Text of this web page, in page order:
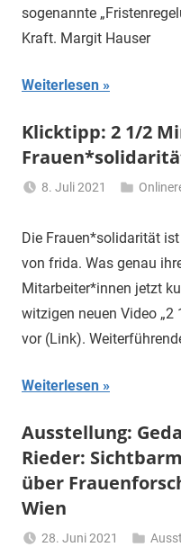
sogenannte
Kraft. Margit Hauser
Weiterlesen
Klicktipp: 2 1/2
8. Juli 2021
Gerhalter
Die Frauen*solidarität
von frida. Was genau
Mitarbeiter*innen jetzt
witzigen neuen Video
vor (Link).
Weiterlesen
Ausstellung:
Rieder:
über
Wien
28. Juni 2021